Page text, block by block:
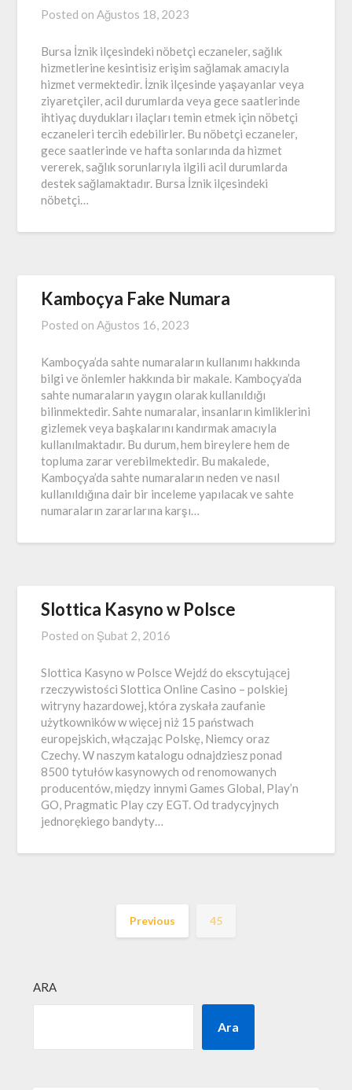
Posted onAğustos 18, 2023
Bursa İznik ilçesindeki nöbetçi eczaneler, sağlık
hizmetlerine kesintisiz erişim sağlamak amacıyla
hizmet vermektedir. İznik ilçesinde yaşayanlar veya
ziyaretçiler, acil durumlarda veya gece saatlerinde
ihtiyaç duydukları ilaçları temin etmek için nöbetçi
eczaneleri tercih edebilirler. Bu nöbetçi eczaneler,
gece saatlerinde ve hafta sonlarında da hizmet
vererek, sağlık sorunlarıyla ilgili acil durumlarda
destek sağlamaktadır. Bursa İznik ilçesindeki
nöbetçi…
Kamboçya Fake Numara
Posted onAğustos 16, 2023
Kamboçya’da sahte numaraların kullanımı hakkında
bilgi ve önlemler hakkında bir makale. Kamboçya’da
sahte numaraların yaygın olarak kullanıldığı
bilinmektedir. Sahte numaralar, insanların kimliklerini
gizlemek veya başkalarını kandırmak amacıyla
kullanılmaktadır. Bu durum, hem bireylere hem de
topluma zarar verebilmektedir. Bu makalede,
Kamboçya’da sahte numaraların neden ve nasıl
kullanıldığına dair bir inceleme yapılacak ve sahte
numaraların zararlarına karşı…
Slottica Kasyno w Polsce
Posted on Şubat 2, 2016
Slottica Kasyno w Polsce Wejdź do ekscytującej
rzeczywistości Slottica Online Casino – polskiej
witryny hazardowej, która zyskała zaufanie
użytkowników w więcej niż 15 państwach
europejskich, włączając Polskę, Niemcy oraz
Czechy. W naszym katalogu odnajdziesz ponad
8500 tytułów kasynowych od renomowanych
producentów, między innymi Games Global, Play’n
GO, Pragmatic Play czy EGT. Od tradycyjnych
jednorękiego bandyty…
Previous 45
ARA
Ara